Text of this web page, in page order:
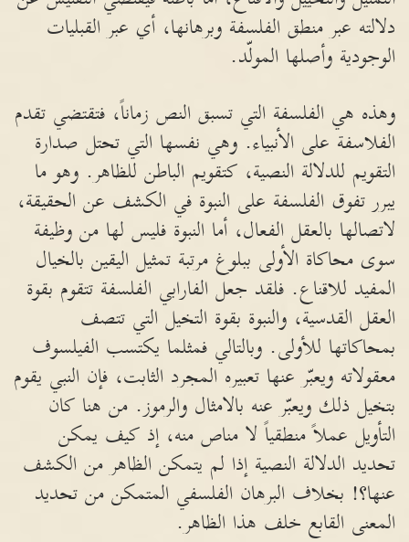
دلالته عبر منطق الفلسفة وبرهانها، أي عبر القبليات
الوجودية وأصلها المولّد.
وهذه هي الفلسفة التي تسبق النص زماناً، فتقتضي تقدم
الفلاسفة على الأنبياء. وهي نفسها التي تحتل صدارة
التقويم للدلالة النصية، كتقويم الباطن للظاهر. وهو ما
يبرر تفوق الفلسفة على النبوة في الكشف عن الحقيقة،
لاتصالها بالعقل الفعال، أما النبوة فليس لها من وظيفة
سوى محاكاة الأولى ببلوغ مرتبة تمثيل اليقين بالخيال
المفيد للاقناع. فلقد جعل الفارابي الفلسفة تتقوم بقوة
العقل القدسية، والنبوة بقوة التخيل التي تتصف
بمحاكاتها للأولى. وبالتالي فمثلما يكتسب الفيلسوف
معقولاته ويعبّر عنها تعبيره المجرد الثابت، فإن النبي يقوم
بتخيل ذلك ويعبّر عنه بالامثال والرموز. من هنا كان
التأويل عملاً منطقياً لا مناص منه، إذ كيف يمكن
تحديد الدلالة النصية إذا لم يتمكن الظاهر من الكشف
عنها؟! بخلاف البرهان الفلسفي المتمكن من تحديد
المعنى القابع خلف هذا الظاهر.